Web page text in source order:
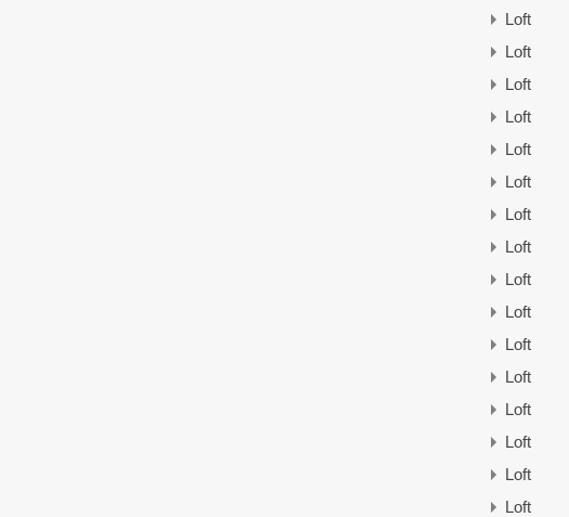
Loft
Loft
Loft
Loft
Loft
Loft
Loft
Loft
Loft
Loft
Loft
Loft
Loft
Loft
Loft
Loft